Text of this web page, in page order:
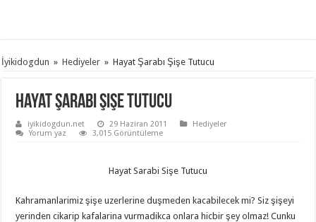
İyikidogdun » Hediyeler » Hayat Şarabı Şişe Tutucu
Hayat Şarabı Şişe Tutucu
iyikidogdun.net 29 Haziran 2011
Hediyeler
Yorum yaz
3,015 Görüntüleme
Hayat Sarabi Sişe Tutucu
Kahramanlarimiz şişe uzerlerine duşmeden kacabilecek mi? Siz şişeyi
yerinden cikarip kafalarina vurmadikca onlara hicbir şey olmaz! Cunku